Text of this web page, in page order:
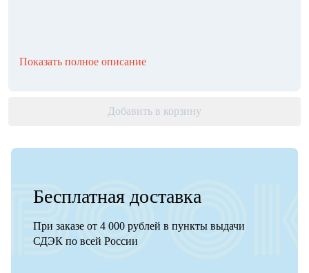
Показать полное описание
Добавить в корзину
Бесплатная доставка
При заказе от 4 000 рублей в пункты выдачи
СДЭК по всей России